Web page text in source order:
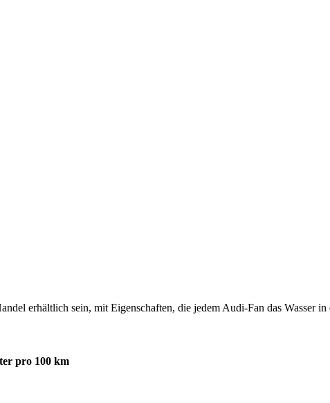
erhältlich sein, mit Eigenschaften, die jedem Audi-Fan das Wasser
pro 100 km